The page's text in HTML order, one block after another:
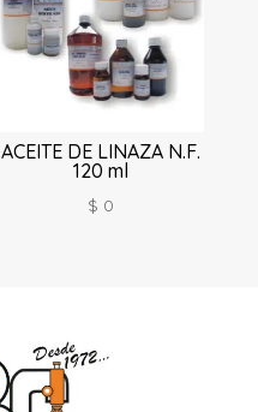
ACEITE DE LINAZA N.F.
120 ml
$ 0